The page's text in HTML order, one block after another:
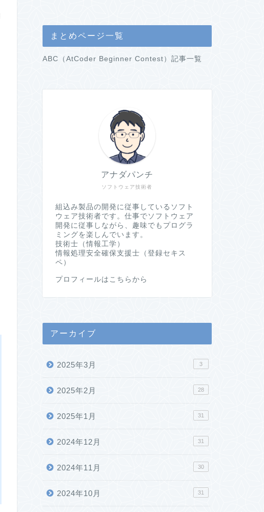
まとめページ一覧
ABC（AtCoder Beginner Contest）記事一覧
ソフトウェア技術者
アナダパンチ
組込み製品の開発に従事しているソフト
ウェア技術者です。仕事でソフトウェア
開発に従事しながら、趣味でもプログラ
ミングを楽しんでいます。
技術士（情報工学）
情報処理安全確保支援士（登録セキス
ペ）
プロフィールはこちらから
アーカイブ
2025年3月 3
2025年2月 28
2025年1月 31
2024年12月 31
2024年11月 30
2024年10月 31